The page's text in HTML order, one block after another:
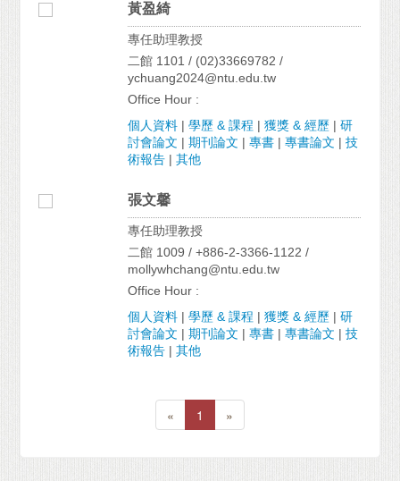
黃盈綺
專任助理教授
二館 1101 / (02)33669782 /
ychuang2024@ntu.edu.tw
Office Hour :
個人資料 |學歷 & 課程 |獲獎 & 經歷 |研
討會論文 |期刊論文 |專書 |專書論文 |技
術報告 |其他
張文馨
專任助理教授
二館 1009 / +886-2-3366-1122 /
mollywhchang@ntu.edu.tw
Office Hour :
個人資料 |學歷 & 課程 |獲獎 & 經歷 |研
討會論文 |期刊論文 |專書 |專書論文 |技
術報告 |其他
« 1 »